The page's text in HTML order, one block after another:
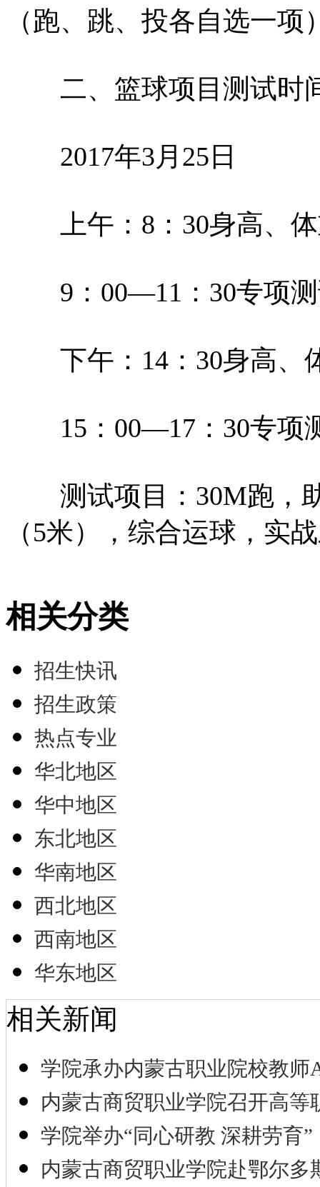
（跑、跳、投各自选一项
二、篮球项目测试时
2017年3月25日
上午：8：30身高、体
9：00—11：30专项
下午：14：30身高、
15：00—17：30专项
测试项目：30M跑，
（5米），综合运球，实
相关分类
招生快讯
招生政策
热点专业
华北地区
华中地区
东北地区
华南地区
西北地区
西南地区
华东地区
相关新闻
学院承办内蒙古职业院校教师
内蒙古商贸职业学院召开高等
学院举办“同心研教 深耕劳育”
内蒙古商贸职业学院赴鄂尔多